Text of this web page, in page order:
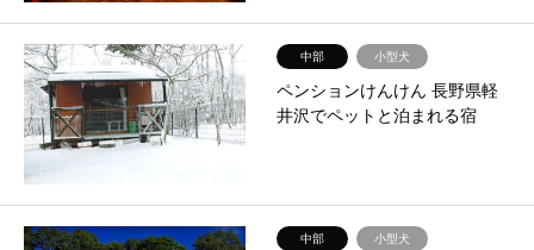
中部 小型犬
ペンションけんけん 長野県軽
井沢でペットと泊まれる宿
中部 小型犬